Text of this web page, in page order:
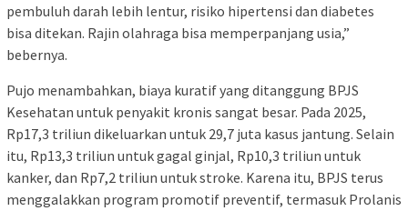
pembuluh darah lebih lentur, risiko hipertensi dan diabetes
bisa ditekan. Rajin olahraga bisa memperpanjang usia,”
bebernya.
Pujo menambahkan, biaya kuratif yang ditanggung BPJS
Kesehatan untuk penyakit kronis sangat besar. Pada 2025,
Rp17,3 triliun dikeluarkan untuk 29,7 juta kasus jantung. Selain
itu, Rp13,3 triliun untuk gagal ginjal, Rp10,3 triliun untuk
kanker, dan Rp7,2 triliun untuk stroke. Karena itu, BPJS terus
menggalakkan program promotif preventif, termasuk Prolanis